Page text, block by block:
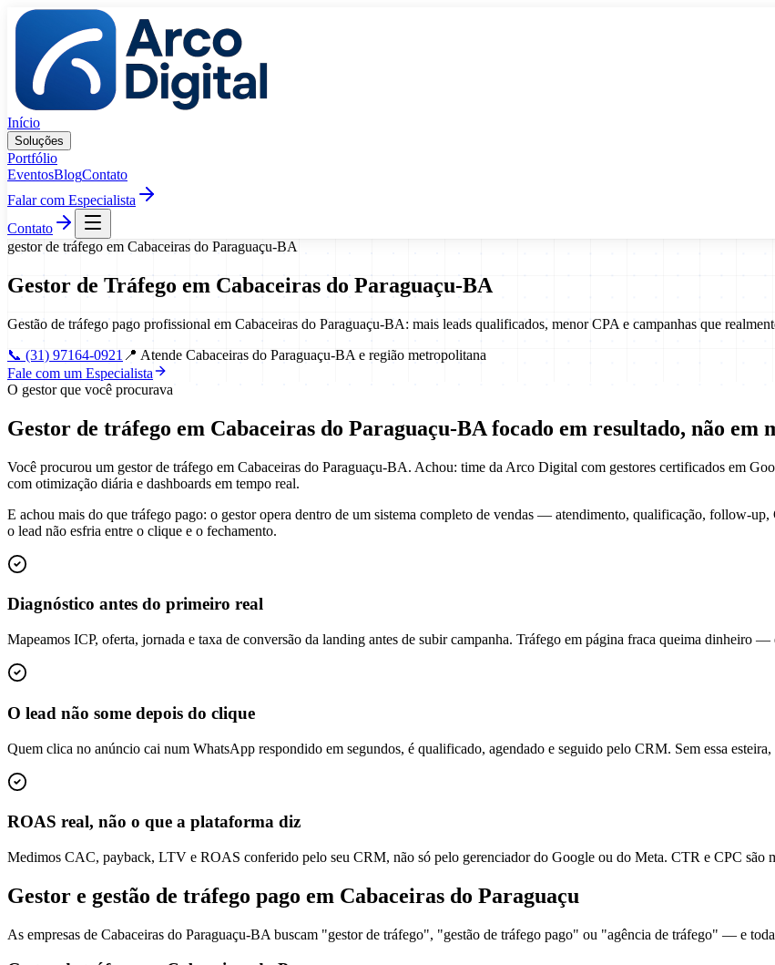
Pular para o conteúdo
Início
Soluções
Portfólio
EventosBlogContato
Falar com Especialista
Contato
gestor de tráfego em Cabaceiras do Paraguaçu-BA
Gestor de Tráfego em Cabaceiras do Paraguaçu-BA
Gestão de tráfego pago profissional em Cabaceiras do Paraguaçu-BA: mais leads qualificados, menor CPA e campanhas que
📞 (31) 97164-0921 📍 Atende Cabaceiras do Paraguaçu-BA e região metropolitana
Fale com um Especialista
O gestor que você procurava
Gestor de tráfego em Cabaceiras do Paraguaçu-BA focado em resultado, não em
Você procurou um gestor de tráfego em Cabaceiras do Paraguaçu-BA. Achou: time da Arco Digital com gestores certificados em
com otimização diária e dashboards em tempo real.
E achou mais do que tráfego pago: o gestor opera dentro de um sistema completo de vendas — atendimento, qualificação, follow-
o lead não esfria entre o clique e o fechamento.
Diagnóstico antes do primeiro real
Mapeamos ICP, oferta, jornada e taxa de conversão da landing antes de subir campanha. Tráfego em página fraca queima dinheiro —
O lead não some depois do clique
Quem clica no anúncio cai num WhatsApp respondido em segundos, é qualificado, agendado e seguido pelo CRM. Sem essa
ROAS real, não o que a plataforma diz
Medimos CAC, payback, LTV e ROAS conferido pelo seu CRM, não só pelo gerenciador do Google ou do Meta. CTR e CPC são
Gestor e gestão de tráfego pago em Cabaceiras do Paraguaçu
As empresas de Cabaceiras do Paraguaçu-BA buscam "gestor de tráfego", "gestão de tráfego pago" ou "agência de tráfego" — e